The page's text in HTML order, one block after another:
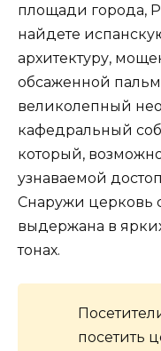
площади города,
найдете
архитектуру,
обсаженной
великолепный
кафедральный
который,
узнаваемой
Снаружи церковь
выдержана в
тонах.
посетить